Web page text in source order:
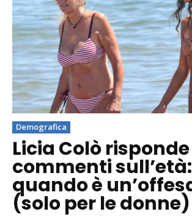
Demografica
Licia Colò
commenti
quando è
(solo per le donne)